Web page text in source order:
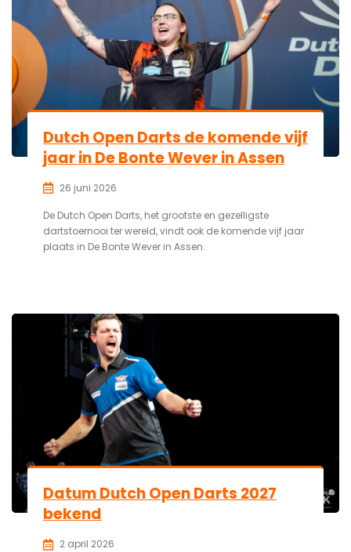
Dutch Open Darts de komende vijf
jaar in De Bonte Wever in Assen
26 juni 2026
De Dutch Open Darts, het grootste en gezelligste
dartstoernooi ter wereld, vindt ook de komende vijf jaar
plaats in De Bonte Wever in Assen.
Datum Dutch Open Darts 2027
bekend
2 april 2026